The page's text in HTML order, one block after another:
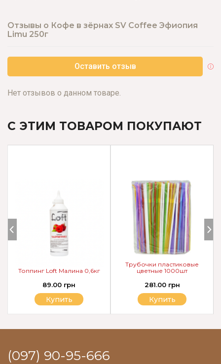
Отзывы о Кофе в зёрнах SV Coffee Эфиопия
Limu 250г
Оставить отзыв
Нет отзывов о данном товаре.
С ЭТИМ ТОВАРОМ ПОКУПАЮТ
Трубочки пластиковые
цветные 1000шт
281.00 грн
Купить
Топпинг Loft Малина 0,6кг
89.00 грн
Купить
(097) 90-95-666